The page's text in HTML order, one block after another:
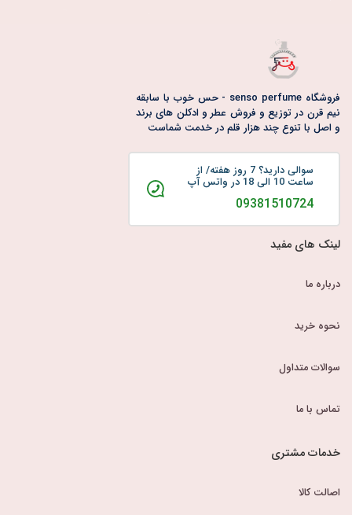
فروشگاه senso perfume - حس خوب با سابقه
نیم قرن در توزیع و فروش عطر و ادکلن های برند
و اصل با تنوع چند هزار قلم در خدمت شماست
سوالی دارید؟ 7 روز هفته/ از
ساعت 10 الی 18 در واتس آپ
09381510724
لینک های مفید
درباره ما
نحوه خرید
سوالات متداول
تماس با ما
خدمات مشتری
اصالت کالا